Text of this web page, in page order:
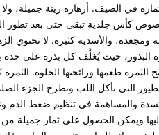
في الصيف. أزهاره زينة جميلة، ولا
من ذلك. لها ستة فصوص كأس جلدية تبقى حتى بعد
والأسدية كثيرة. لا تحتوي
البذور، حيث يُغلَّف كل بذرة على
طعمها ورائحتها الحلوة. الثمرة
الطيور التي تأكل اللب وتطرح الجزء
والمساهمة في تنظيم ضغط الدم
ويمكن الحصول على ثمار جميلة